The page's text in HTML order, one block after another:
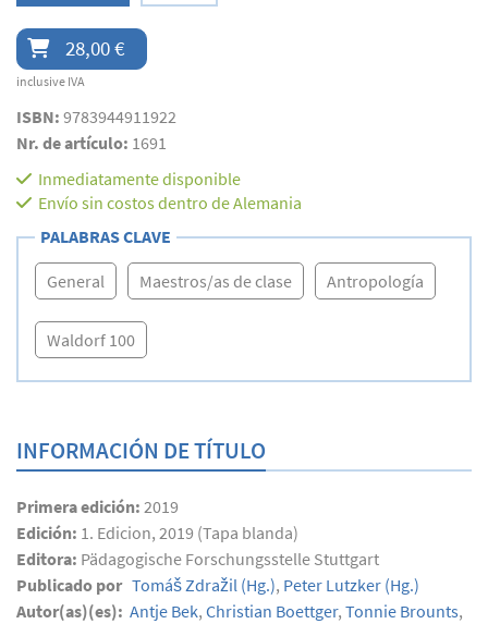
28,00 €
inclusive IVA
ISBN: 9783944911922
Nr. de artículo: 1691
Inmediatamente disponible
Envío sin costos dentro de Alemania
PALABRAS CLAVE
General Maestros/as de clase Antropología
Waldorf 100
INFORMACIÓN DE TÍTULO
Primera edición: 2019
Edición: 1. Edicion, 2019 (Tapa blanda)
Editora: Pädagogische Forschungsstelle Stuttgart
Publicado por Tomáš Zdražil (Hg.), Peter Lutzker (Hg.)
Autor(as)(es): Antje Bek, Christian Boettger, Tonnie Brounts,